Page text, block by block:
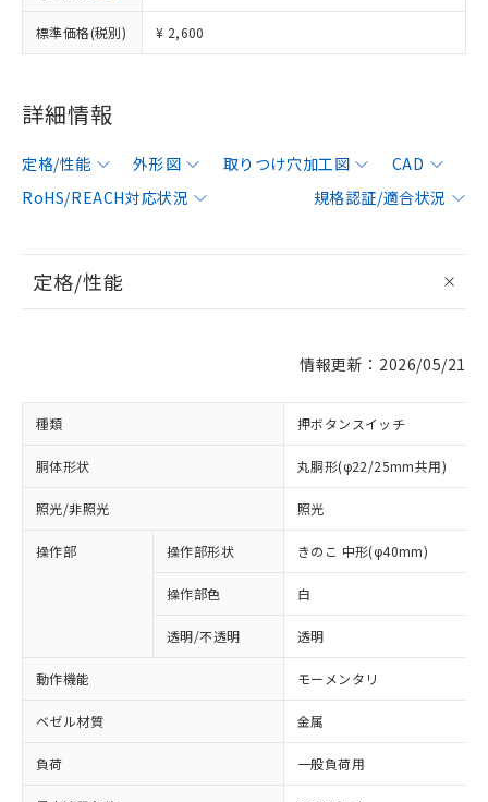
標準価格(税別) ¥ 2,600
詳細情報
定格/性能 外形図 取りつけ穴加工図
CAD
RoHS/REACH対応状況
規格認証/適合状況
定格/性能
情報更新：2026/05/21
種類 押ボタンスイッチ
胴体形状 丸胴形(φ22/25mm共用)
照光/非照光 照光
操作部 操作部形状 きのこ 中形(φ40mm)
操作部色 白
透明/不透明 透明
動作機能 モーメンタリ
ベゼル材質 金属
負荷 一般負荷用